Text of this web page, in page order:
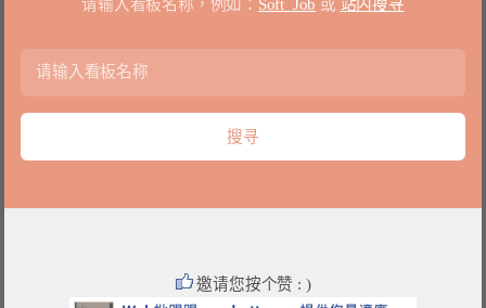
请输入看板名称，例如： Soft_Job 或 站内搜寻
邀请您按个赞 : )